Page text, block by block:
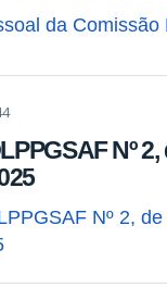
da Comissão
Nº 2,
Nº 2,